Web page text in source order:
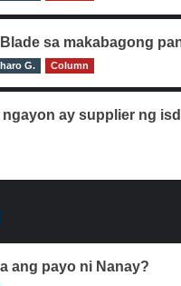
sa makabagong
G. Column
ay supplier ng
ang payo ni Nanay?